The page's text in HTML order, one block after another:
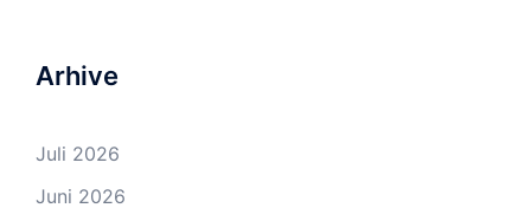
Arhive
Juli 2026
Juni 2026